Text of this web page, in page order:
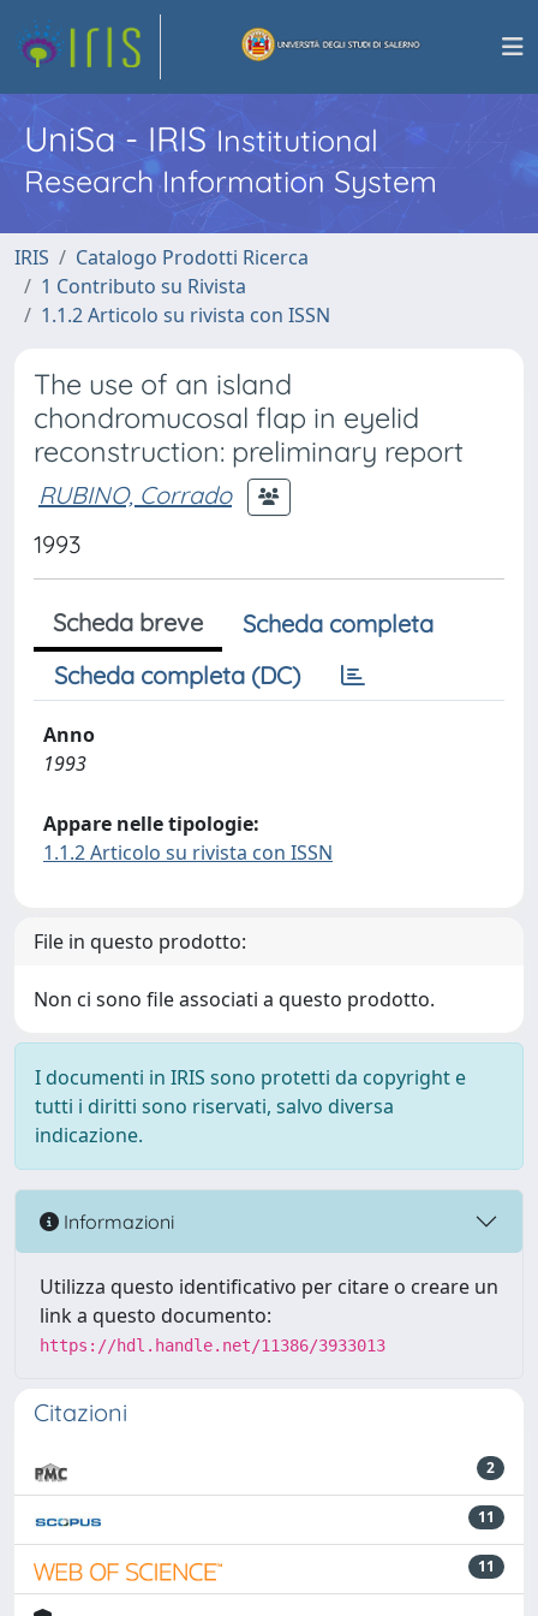
UniSa - IRISInstitutional
Research Information System
IRIS
Catalogo Prodotti Ricerca
1 Contributo su Rivista
1.1.2 Articolo su rivista con ISSN
The use of an island
chondromucosal flap in eyelid
reconstruction: preliminary report
RUBINO, Corrado
1993
Scheda breve
Scheda completa
Scheda completa (DC)
Anno
1993
Appare nelle tipologie:
1.1.2 Articolo su rivista con ISSN
File in questo prodotto:
Non ci sono file associati a questo prodotto.
I documenti in IRIS sono protetti da copyright e
tutti i diritti sono riservati, salvo diversa
indicazione.
Informazioni
Utilizza questo identificativo per citare o creare un
link a questo documento:
https://hdl.handle.net/11386/3933013
Citazioni
2
11
11